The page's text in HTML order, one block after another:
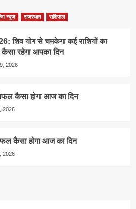
न्यूज राजस्थान राशिफल
शिव योग से चमकेगा कई राशियों का
रहेगा आपका दिन
2026
कैसा होगा आज का दिन
2026
कैसा होगा आज का दिन
2026